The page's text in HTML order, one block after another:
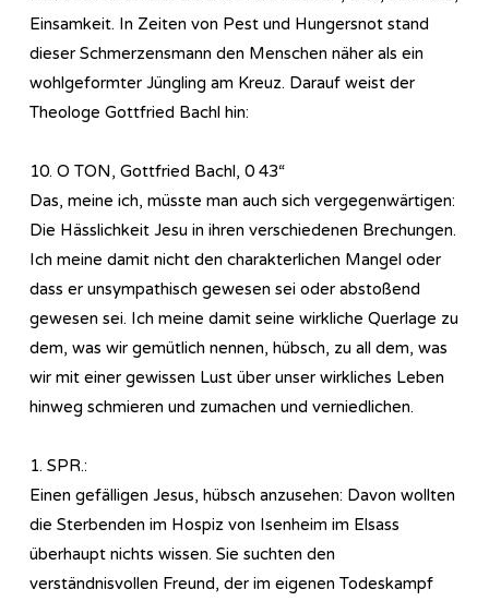
Einsamkeit. In Zeiten von Pest und Hungersnot stand
dieser Schmerzensmann den Menschen näher als ein
wohlgeformter Jüngling am Kreuz. Darauf weist der
Theologe Gottfried Bachl hin:
10. O TON, Gottfried Bachl, 0 43“
Das, meine ich, müsste man auch sich vergegenwärtigen:
Die Hässlichkeit Jesu in ihren verschiedenen Brechungen.
Ich meine damit nicht den charakterlichen Mangel oder
dass er unsympathisch gewesen sei oder abstoßend
gewesen sei. Ich meine damit seine wirkliche Querlage zu
dem, was wir gemütlich nennen, hübsch, zu all dem, was
wir mit einer gewissen Lust über unser wirkliches Leben
hinweg schmieren und zumachen und verniedlichen.
1. SPR.:
Einen gefälligen Jesus, hübsch anzusehen: Davon wollten
die Sterbenden im Hospiz von Isenheim im Elsass
überhaupt nichts wissen. Sie suchten den
verständnisvollen Freund, der im eigenen Todeskampf